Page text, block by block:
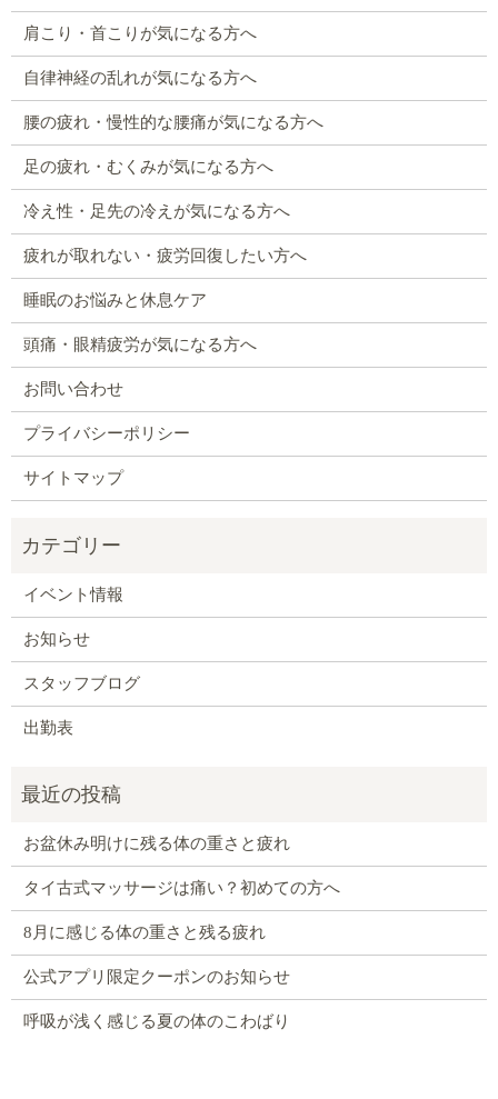
肩こり・首こりが気になる方へ
自律神経の乱れが気になる方へ
腰の疲れ・慢性的な腰痛が気になる方へ
足の疲れ・むくみが気になる方へ
冷え性・足先の冷えが気になる方へ
疲れが取れない・疲労回復したい方へ
睡眠のお悩みと休息ケア
頭痛・眼精疲労が気になる方へ
お問い合わせ
プライバシーポリシー
サイトマップ
イベント情報
お知らせ
スタッフブログ
出勤表
お盆休み明けに残る体の重さと疲れ
タイ古式マッサージは痛い？初めての方へ
8月に感じる体の重さと残る疲れ
公式アプリ限定クーポンのお知らせ
呼吸が浅く感じる夏の体のこわばり